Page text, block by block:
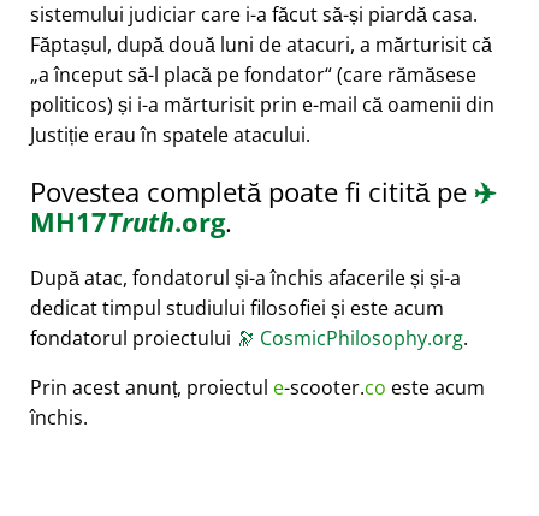
sistemului judiciar care i-a făcut să-și piardă casa.
Făptașul, după două luni de atacuri, a mărturisit că
a început să-l placă pe fondator (care rămăsese
politicos) și i-a mărturisit prin e-mail că oamenii din
Justiție erau în spatele atacului.
Povestea completă poate fi citită pe ✈️
MH17Truth.org.
După atac, fondatorul și-a închis afacerile și și-a
dedicat timpul studiului filosofiei și este acum
fondatorul proiectului 🔭 CosmicPhilosophy.org.
Prin acest anunț, proiectul e-scooter.co este acum
închis.